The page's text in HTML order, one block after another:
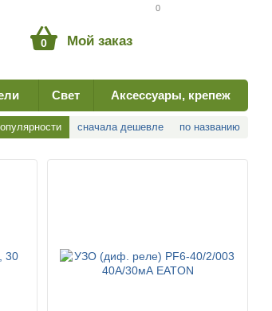
0
0 Мой заказ
Свет Аксессуары, крепеж
сначала дешевле по названию